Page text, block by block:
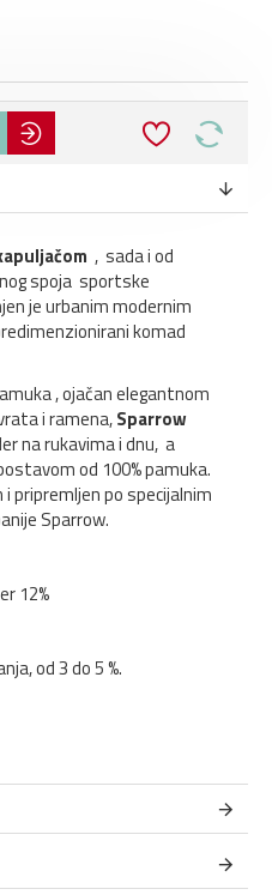
, sada i od
spoja sportske
je urbanim modernim
komad
, ojačan elegantnom
i ramena,Sparrow
na rukavima i dnu, a
od 100% pamuka.
pripremljen po specijalnim
Sparrow.
12%
od 3 do 5 %.